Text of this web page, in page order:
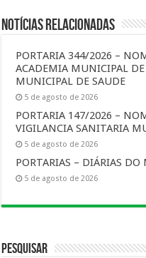
Notícias Relacionadas
PORTARIA 344/2026 –
ACADEMIA MUNICIPAL
MUNICIPAL DE SAUDE
5 de agosto de 2026
PORTARIA 147/2026 –
VIGILANCIA SANITARIA
5 de agosto de 2026
PORTARIAS – DIÁRIAS DO
5 de agosto de 2026
Pesquisar